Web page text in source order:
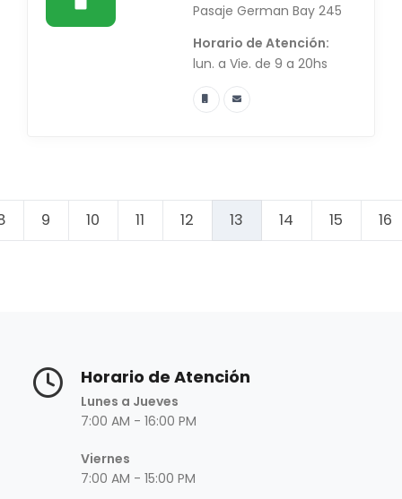
Pasaje German Bay 245
Horario de Atención:
lun. a Vie. de 9 a 20hs
9 10 11 12 13 14 15 16
Horario de Atención
Lunes a Jueves
7:00 AM - 16:00 PM
Viernes
7:00 AM - 15:00 PM